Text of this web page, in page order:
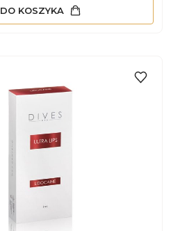
DO KOSZYKA